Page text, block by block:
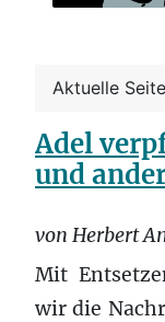
Aktuelle
Adel
und
von Herbert
Mit
wir die